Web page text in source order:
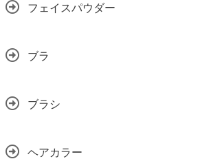
フェイスパウダー
ブラ
ブラシ
ヘアカラー